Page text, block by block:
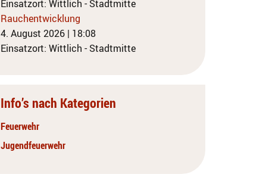
Einsatzort: Wittlich - Stadtmitte
Rauchentwicklung
4. August 2026 | 18:08
Einsatzort: Wittlich - Stadtmitte
Info’s nach Kategorien
Feuerwehr
Jugendfeuerwehr